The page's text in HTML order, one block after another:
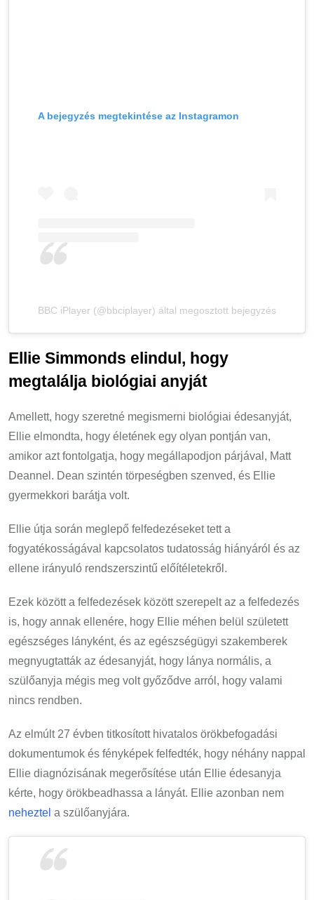
A bejegyzés megtekintése az Instagramon
BBC iPlayer (@bbciplayer) által megosztott bejegyzés
Ellie Simmonds elindul, hogy
megtalálja biológiai anyját
Amellett, hogy szeretné megismerni biológiai édesanyját,
Ellie elmondta, hogy életének egy olyan pontján van,
amikor azt fontolgatja, hogy megállapodjon párjával, Matt
Deannel. Dean szintén törpeségben szenved, és Ellie
gyermekkori barátja volt.
Ellie útja során meglepő felfedezéseket tett a
fogyatékosságával kapcsolatos tudatosság hiányáról és az
ellene irányuló rendszerszintű előítéletekről.
Ezek között a felfedezések között szerepelt az a felfedezés
is, hogy annak ellenére, hogy Ellie méhen belül született
egészséges lányként, és az egészségügyi szakemberek
megnyugtatták az édesanyját, hogy lánya normális, a
szülőanyja mégis meg volt győződve arról, hogy valami
nincs rendben.
Az elmúlt 27 évben titkosított hivatalos örökbefogadási
dokumentumok és fényképek felfedték, hogy néhány nappal
Ellie diagnózisának megerősítése után Ellie édesanyja
kérte, hogy örökbeadhassa a lányát. Ellie azonban nem
neheztel a szülőanyjára.